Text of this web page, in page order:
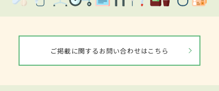
ご掲載に関するお問い合わせはこちら